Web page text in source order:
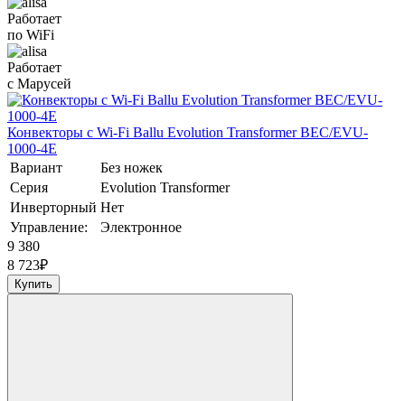
Работает
по WiFi
Работает
с Марусей
Конвекторы с Wi-Fi Ballu Evolution Transformer BEC/EVU-
1000-4E
Вариант
Без ножек
Серия
Evolution Transformer
Инверторный Нет
Управление:
Электронное
9 380
8 723₽
Купить